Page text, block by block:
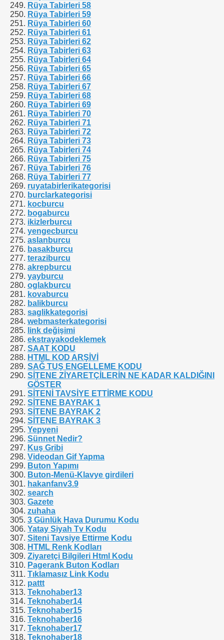
Rüya Tabirleri 58
Rüya Tabirleri 59
Rüya Tabirleri 60
Rüya Tabirleri 61
Rüya Tabirleri 62
Rüya Tabirleri 63
Rüya Tabirleri 64
Rüya Tabirleri 65
Rüya Tabirleri 66
Rüya Tabirleri 67
Rüya Tabirleri 68
Rüya Tabirleri 69
Rüya Tabirleri 70
Rüya Tabirleri 71
Rüya Tabirleri 72
Rüya Tabirleri 73
Rüya Tabirleri 74
Rüya Tabirleri 75
Rüya Tabirleri 76
Rüya Tabirleri 77
ruyatabirlerikategorisi
burclarkategorisi
kocburcu
bogaburcu
ikizlerburcu
yengecburcu
aslanburcu
basakburcu
teraziburcu
akrepburcu
yayburcu
oglakburcu
kovaburcu
balikburcu
saglikkategorisi
webmasterkategorisi
link değişimi
ekstrayakodeklemek
SAAT KODU
HTML KOD ARŞİVİ
SAĞ TUŞ ENGELLEME KODU
SİTENE ZİYARETÇİLERİN NE KADAR KALDIĞINI
GÖSTER
SİTENİ TAVSİYE ETTİRME KODU
SİTENE BAYRAK 1
SİTENE BAYRAK 2
SİTENE BAYRAK 3
Yepyeni
Sünnet Nedir?
Kuş Gribi
Videodan Gif Yapma
Buton Yapımı
Buton-Menü-Klavye girdileri
hakanfanv3.9
search
Gazete
zuhaha
3 Günlük Hava Durumu Kodu
Yatay Siyah Tv Kodu
Siteni Tavsiye Ettirme Kodu
HTML Renk Kodları
Ziyaretçi Bilgileri Html Kodu
Pagerank Buton Kodları
Tıklamasız Link Kodu
pattt
Teknohaber13
Teknohaber14
Teknohaber15
Teknohaber16
Teknohaber17
Teknohaber18
tasarım nasıl yapılır?
nasıl küçültebilirim?
nasıl yazı koyabilirim?
mümkün mü ?
kendime ait) siteme nasıl uygulayabilirim?
geniş yer ayırmak istiyorum.
miyiz?
yapmadan kendi sitem içinde nasıl